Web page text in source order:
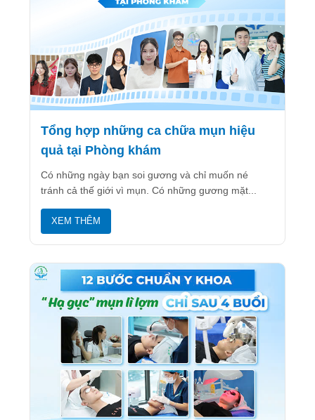
Tổng hợp những ca chữa mụn hiệu
quả tại Phòng khám
Có những ngày bạn soi gương và chỉ muốn né
tránh cả thế giới vì mụn. Có những gương mặt...
XEM THÊM